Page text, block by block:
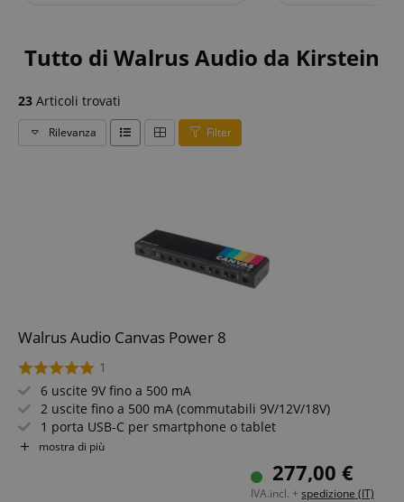
Tutto di Walrus Audio da Kirstein
23 Articoli trovati
Rilevanza Filter
Walrus Audio Canvas Power 8
1
6 uscite 9V fino a 500 mA
2 uscite fino a 500 mA (commutabili 9V/12V/18V)
1 porta USB-C per smartphone o tablet
Uscite completamente isolate
mostra di più
277,00 €
IVA.incl. + spedizione (IT)